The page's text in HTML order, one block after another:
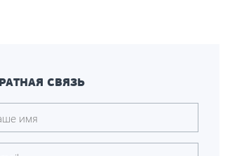
СВЯЗЬ